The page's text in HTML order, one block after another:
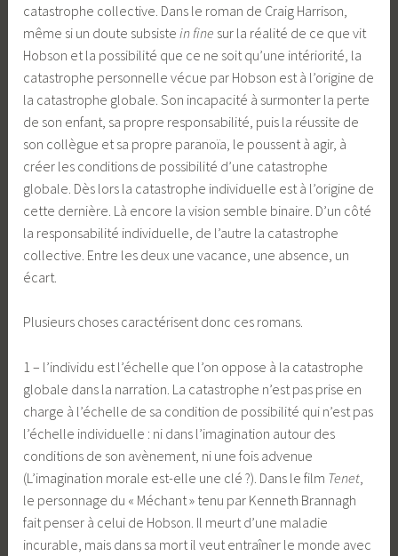
catastrophe collective. Dans le roman de Craig Harrison,
même si un doute subsiste in fine sur la réalité de ce que vit
Hobson et la possibilité que ce ne soit qu’une intériorité, la
catastrophe personnelle vécue par Hobson est à l’origine de
la catastrophe globale. Son incapacité à surmonter la perte
de son enfant, sa propre responsabilité, puis la réussite de
son collègue et sa propre paranoïa, le poussent à agir, à
créer les conditions de possibilité d’une catastrophe
globale. Dès lors la catastrophe individuelle est à l’origine de
cette dernière. Là encore la vision semble binaire. D’un côté
la responsabilité individuelle, de l’autre la catastrophe
collective. Entre les deux une vacance, une absence, un
écart.
Plusieurs choses caractérisent donc ces romans.
1 – l’individu est l’échelle que l’on oppose à la catastrophe
globale dans la narration. La catastrophe n’est pas prise en
charge à l’échelle de sa condition de possibilité qui n’est pas
l’échelle individuelle : ni dans l’imagination autour des
conditions de son avènement, ni une fois advenue
(L’imagination morale est-elle une clé ?). Dans le film Tenet
le personnage du « Méchant » tenu par Kenneth Brannagh
fait penser à celui de Hobson. Il meurt d’une maladie
incurable, mais dans sa mort il veut entraîner le monde avec